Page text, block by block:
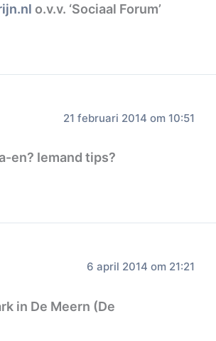
o.v.v. ‘Sociaal Forum’
21 februari 2014 om 10:51
en? Iemand tips?
6 april 2014 om 21:21
in De Meern (De